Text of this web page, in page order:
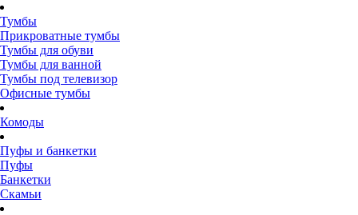
Тумбы
Прикроватные тумбы
Тумбы для обуви
Тумбы для ванной
Тумбы под телевизор
Офисные тумбы
Комоды
Пуфы и банкетки
Пуфы
Банкетки
Скамьи